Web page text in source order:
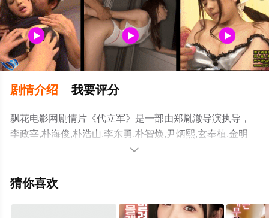
剧情介绍 我要评分
飘花电影网剧情片《代立军》是一部由郑胤澈导演执导，
李政宰,朴海俊,朴浩山,李东勇,朴智焕,尹炳熙,玄奉植,金明
坤,崔秉默,安秀浩,韩在英,李絮,金在祿,朴相勋,金武烈,吴承
机免费观看高清未删减完整版电影大全就上飘花影院，更

猜你喜欢